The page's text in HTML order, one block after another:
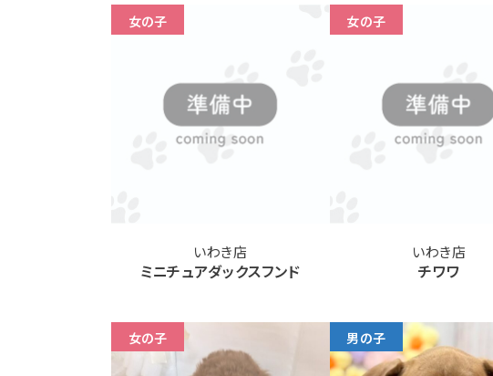
女の子
いわき店
ミニチュアダックスフンド
女の子
いわき店
チワワ
女の子 男の子